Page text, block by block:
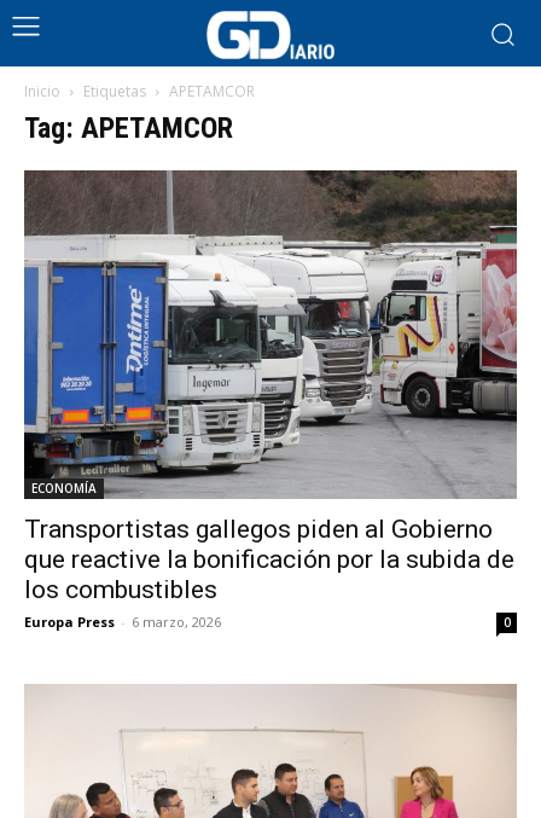
Inicio Etiquetas APETAMCOR
Tag: APETAMCOR
ECONOMÍA
Transportistas gallegos piden al Gobierno
que reactive la bonificación por la subida de
los combustibles
Europa Press - 6 marzo, 2026 0